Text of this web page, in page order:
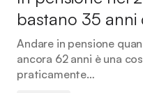
bastano 35 anni
Andare in pensione
ancora 62 anni è una
praticamente…